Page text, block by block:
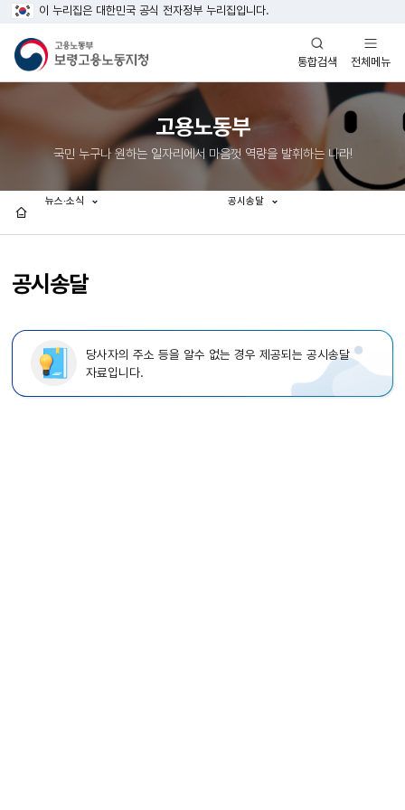
이 누리집은 대한민국 공식 전자정부 누리집입니다.
통합검색
열기
전체메뉴
열기
고용노동부
국민 누구나 원하는 일자리에서 마음껏 역량을 발휘하는 나라!
공시송달
뉴스·소식 공시송달
당사자의 주소 등을 알수 없는 경우 제공되는 공시송달
자료입니다.